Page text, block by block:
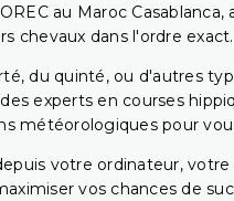
au Maroc
chevaux dans l'ordre exact.
du quinté, ou d'autres
experts en courses
météorologiques pour
votre ordinateur,
vos chances de